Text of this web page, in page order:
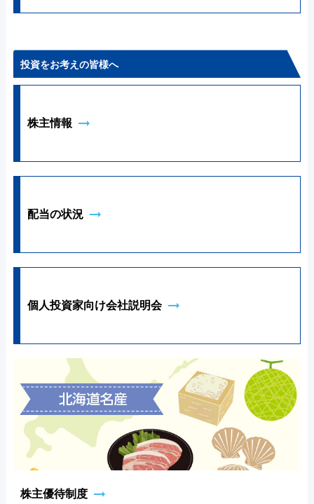
投資をお考えの皆様へ
株主情報 arrow_right_alt
配当の状況 arrow_right_alt
個人投資家向け会社説明会 arrow_right_alt
株主優待制度 arrow_right_alt